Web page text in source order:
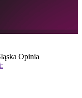
Opinia